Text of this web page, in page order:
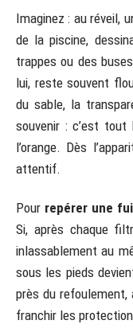
Imaginez : au réveil,
de la piscine,
trappes ou des
lui, reste souvent
du sable, la
souvenir : c’est
l’orange. Dès
attentif.
Pour repérer une
Si, après chaque
inlassablement au
sous les pieds
près du refoulement,
franchir les